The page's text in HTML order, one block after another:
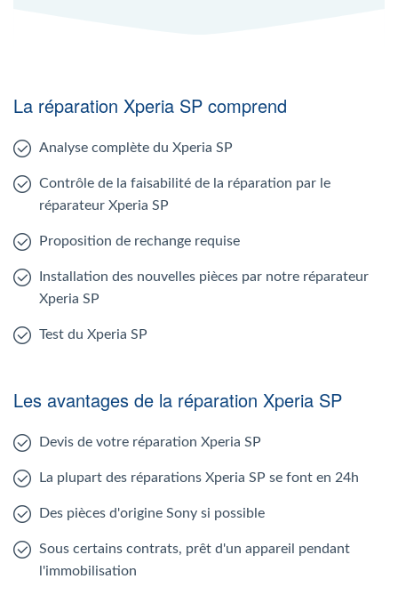
La réparation Xperia SP comprend
Analyse complète du Xperia SP
Contrôle de la faisabilité de la réparation par le
réparateur Xperia SP
Proposition de rechange requise
Installation des nouvelles pièces par notre réparateur
Xperia SP
Test du Xperia SP
Les avantages de la réparation Xperia SP
Devis de votre réparation Xperia SP
La plupart des réparations Xperia SP se font en 24h
Des pièces d'origine Sony si possible
Sous certains contrats, prêt d'un appareil pendant
l'immobilisation